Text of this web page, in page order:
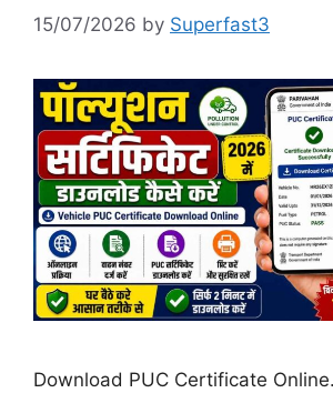
15/07/2026 by Superfast3
Download PUC Certificate Online.